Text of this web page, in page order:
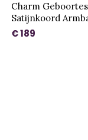
Charm
Satijnkoord
€ 189